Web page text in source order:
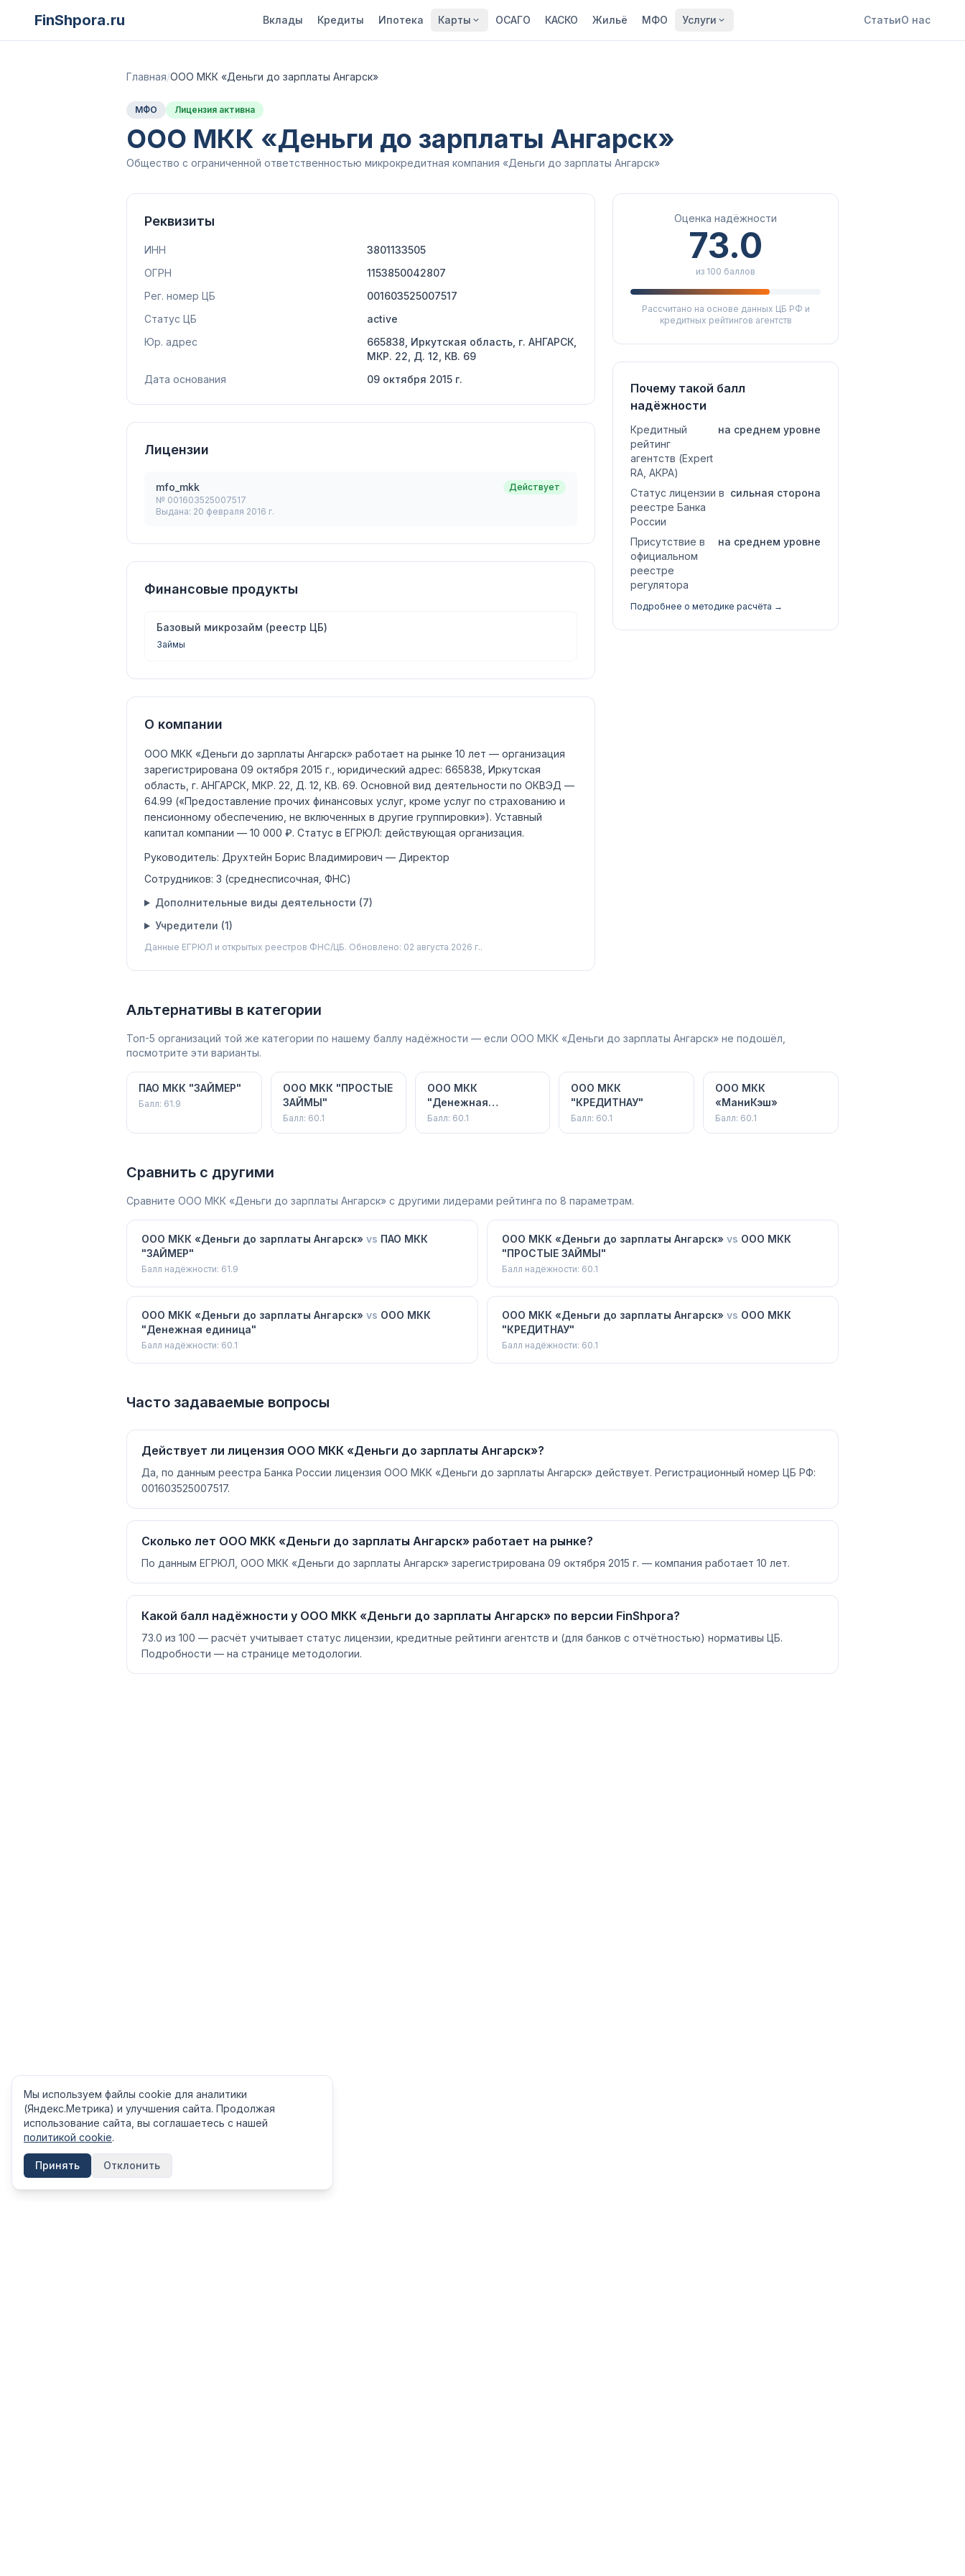
FinShpora.ru Вклады Кредиты Ипотека Карты ОСАГО КАСКО Жильё МФО Услуги СтатьиО нас
Главная/ООО МКК «Деньги до зарплаты Ангарск»
МФО Лицензия активна
ООО МКК «Деньги до зарплаты Ангарск»
Общество с ограниченной ответственностью микрокредитная компания «Деньги до зарплаты Ангарск»
Реквизиты
ИНН
3801133505
ОГРН
1153850042807
Рег. номер ЦБ
001603525007517
Статус ЦБ
active
Юр. адрес
665838, Иркутская область, г. АНГАРСК,
МКР. 22, Д. 12, КВ. 69
Дата основания
09 октября 2015 г.
Лицензии
mfo_mkk
№ 001603525007517
Выдана: 20 февраля 2016 г.
Действует
Финансовые продукты
Базовый микрозайм (реестр ЦБ)
Займы
О компании
ООО МКК «Деньги до зарплаты Ангарск» работает на рынке 10 лет — организация
зарегистрирована 09 октября 2015 г., юридический адрес: 665838, Иркутская
область, г. АНГАРСК, МКР. 22, Д. 12, КВ. 69. Основной вид деятельности по ОКВЭД —
64.99 («Предоставление прочих финансовых услуг, кроме услуг по страхованию и
пенсионному обеспечению, не включенных в другие группировки»). Уставный
капитал компании — 10 000 ₽. Статус в ЕГРЮЛ: действующая организация.
Руководитель: Друхтейн Борис Владимирович — Директор
Сотрудников: 3 (среднесписочная, ФНС)
Дополнительные виды деятельности (7)
Учредители (1)
Данные ЕГРЮЛ и открытых реестров ФНС/ЦБ. Обновлено: 02 августа 2026 г..
Оценка надёжности
73.0
из 100 баллов
Рассчитано на основе данных ЦБ РФ и
кредитных рейтингов агентств
Почему такой балл
надёжности
Кредитный
рейтинг
агентств (Expert
RA, АКРА)
на среднем уровне
Статус лицензии в
реестре Банка
России
сильная сторона
Присутствие в
официальном
реестре
регулятора
на среднем уровне
Подробнее о методике расчёта →
Альтернативы в категории
Топ-5 организаций той же категории по нашему баллу надёжности — если ООО МКК «Деньги до зарплаты Ангарск» не подошёл,
посмотрите эти варианты.
ПАО МКК "ЗАЙМЕР"
Балл: 61.9
ООО МКК "ПРОСТЫЕ
ЗАЙМЫ"
Балл: 60.1
ООО МКК
"Денежная
единица"
Балл: 60.1
ООО МКК
"КРЕДИТНАУ"
Балл: 60.1
ООО МКК
«МаниКэш»
Балл: 60.1
Сравнить с другими
Сравните ООО МКК «Деньги до зарплаты Ангарск» с другими лидерами рейтинга по 8 параметрам.
ООО МКК «Деньги до зарплаты Ангарск» vs ПАО МКК
"ЗАЙМЕР"
Балл надёжности: 61.9
ООО МКК «Деньги до зарплаты Ангарск» vs ООО МКК
"ПРОСТЫЕ ЗАЙМЫ"
Балл надёжности: 60.1
ООО МКК «Деньги до зарплаты Ангарск» vs ООО МКК
"Денежная единица"
Балл надёжности: 60.1
ООО МКК «Деньги до зарплаты Ангарск» vs ООО МКК
"КРЕДИТНАУ"
Балл надёжности: 60.1
Часто задаваемые вопросы
Действует ли лицензия ООО МКК «Деньги до зарплаты Ангарск»?
Да, по данным реестра Банка России лицензия ООО МКК «Деньги до зарплаты Ангарск» действует. Регистрационный номер ЦБ РФ:
001603525007517.
Сколько лет ООО МКК «Деньги до зарплаты Ангарск» работает на рынке?
По данным ЕГРЮЛ, ООО МКК «Деньги до зарплаты Ангарск» зарегистрирована 09 октября 2015 г. — компания работает 10 лет.
Какой балл надёжности у ООО МКК «Деньги до зарплаты Ангарск» по версии FinShpora?
73.0 из 100 — расчёт учитывает статус лицензии, кредитные рейтинги агентств и (для банков с отчётностью) нормативы ЦБ.
Подробности — на странице методологии.
Мы используем файлы cookie для аналитики
(Яндекс.Метрика) и улучшения сайта. Продолжая
использование сайта, вы соглашаетесь с нашей
политикой cookie.
Принять Отклонить